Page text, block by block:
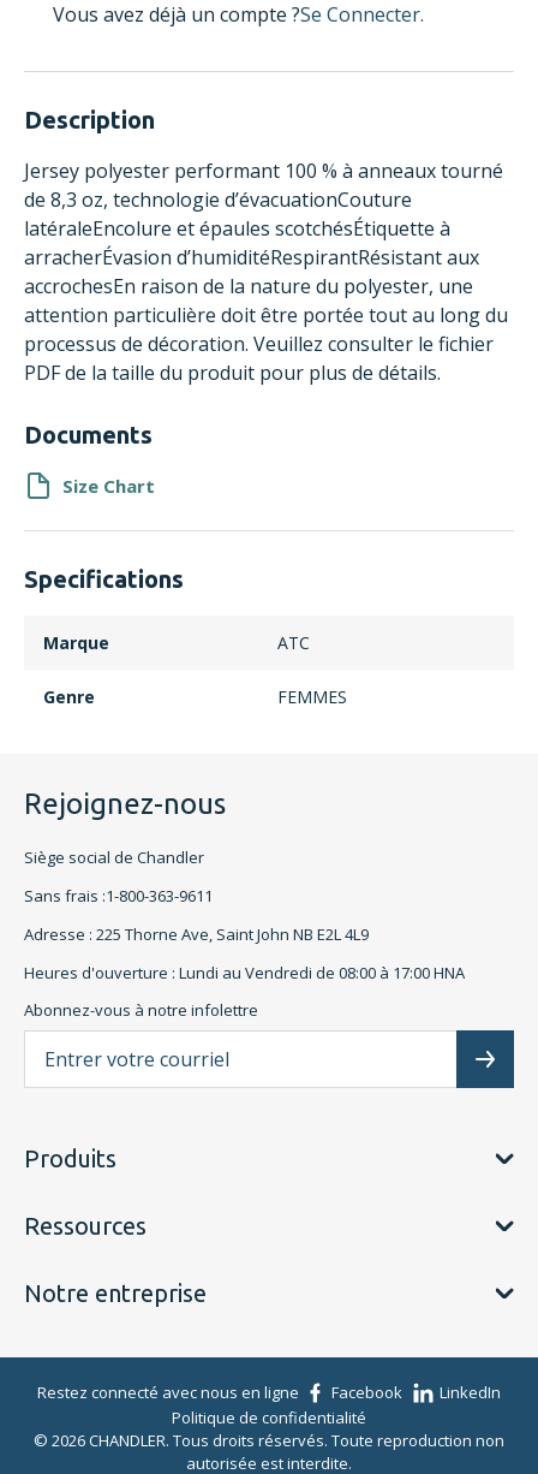
Vous avez déjà un compte ?Se Connecter.
Description
Jersey polyester performant 100 % à anneaux tourné
de 8,3 oz, technologie d’évacuationCouture
latéraleEncolure et épaules scotchésÉtiquette à
arracherÉvasion d’humiditéRespirantRésistant aux
accrochesEn raison de la nature du polyester, une
attention particulière doit être portée tout au long du
processus de décoration. Veuillez consulter le fichier
PDF de la taille du produit pour plus de détails.
Documents
Size Chart
Specifications
Marque ATC
Genre FEMMES
Rejoignez-nous
Siège social de Chandler
Sans frais :1-800-363-9611
Adresse : 225 Thorne Ave, Saint John NB E2L 4L9
Heures d'ouverture : Lundi au Vendredi de 08:00 à 17:00 HNA
Abonnez-vous à notre infolettre
Produits
Ressources
Notre entreprise
Restez connecté avec nous en ligne Facebook
LinkedIn
Politique de confidentialité
© 2026 CHANDLER. Tous droits réservés. Toute reproduction non
autorisée est interdite.